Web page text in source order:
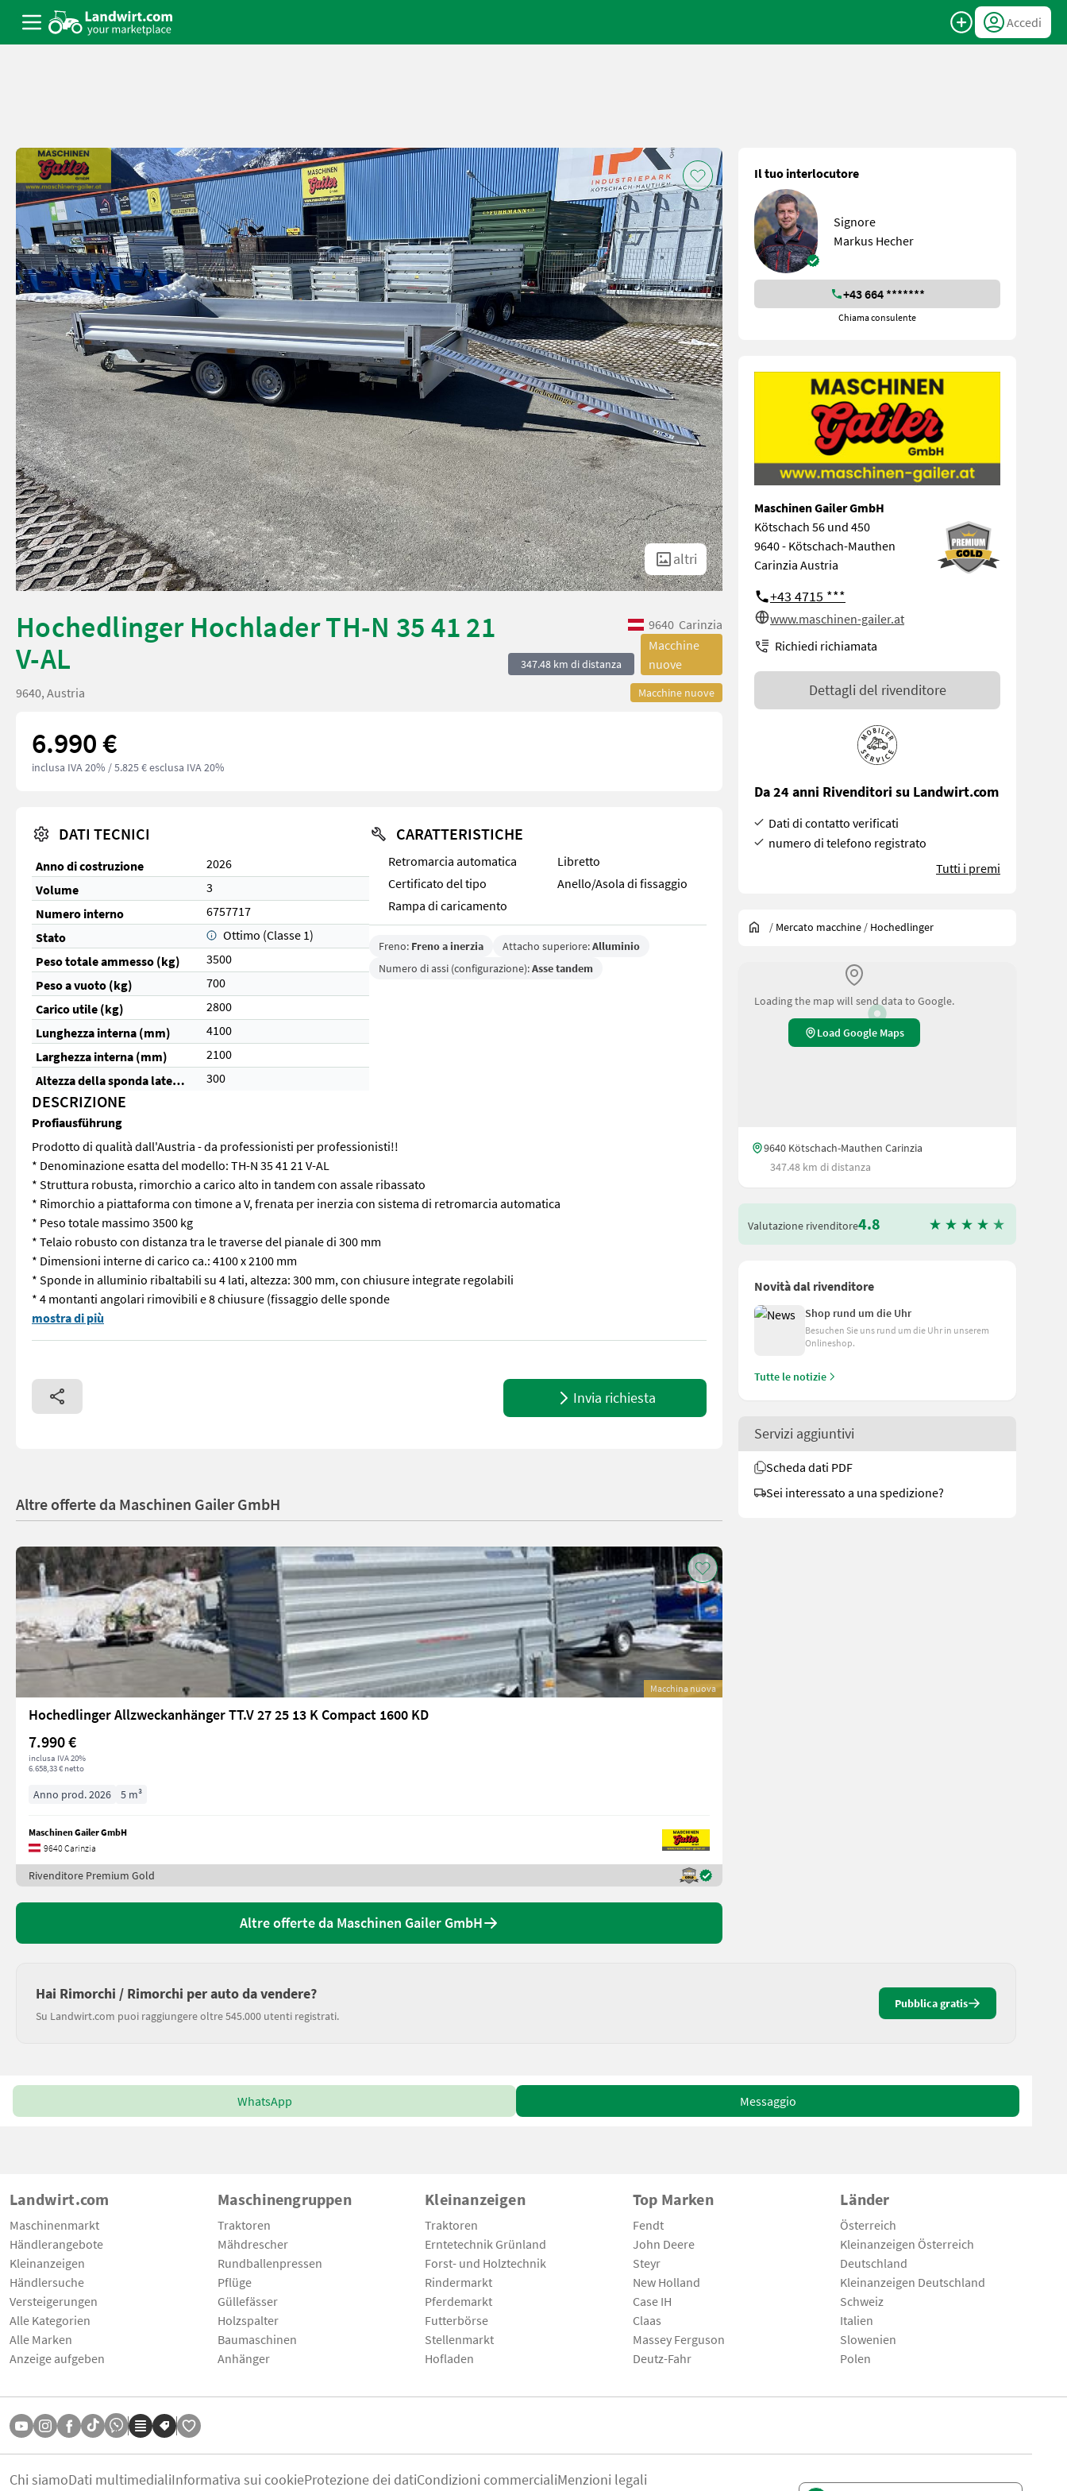
Accedi
altri
Hochedlinger Hochlader TH-N 35 41 21
V-AL
9640 Carinzia
347.48 km di distanza
Macchine
nuove
Macchine nuove
9640, Austria
6.990 €
inclusa IVA 20% / 5.825 € esclusa IVA 20%
DATI TECNICI
Anno di costruzione
2026
Volume
3
Numero interno
6757717
Stato
Ottimo (Classe 1)
Peso totale ammesso (kg)
3500
Peso a vuoto (kg)
700
Carico utile (kg)
2800
Lunghezza interna (mm)
4100
Larghezza interna (mm)
2100
Altezza della sponda laterale (mm)
300
CARATTERISTICHE
Retromarcia automatica
Libretto
Certificato del tipo
Anello/Asola di fissaggio
Rampa di caricamento
Freno: Freno a inerzia Attacho superiore:Alluminio
Numero di assi (configurazione):Asse tandem
DESCRIZIONE
Profiausführung
Prodotto di qualità dall'Austria - da professionisti per professionisti!!
* Denominazione esatta del modello: TH-N 35 41 21 V-AL
* Struttura robusta, rimorchio a carico alto in tandem con assale ribassato
* Rimorchio a piattaforma con timone a V, frenata per inerzia con sistema di retromarcia automatica
* Peso totale massimo 3500 kg
* Telaio robusto con distanza tra le traverse del pianale di 300 mm
* Dimensioni interne di carico ca.: 4100 x 2100 mm
* Sponde in alluminio ribaltabili su 4 lati, altezza: 300 mm, con chiusure integrate regolabili
* 4 montanti angolari rimovibili e 8 chiusure (fissaggio delle sponde
Prodotto di qualità dall'Austria - da professionisti per professionisti!! * Denominazione esatta del modello: TH-N 35 41 21 V-AL * Struttura robusta, rimorchio a carico alto in tandem con assale
mostra di più
Invia richiesta
Il tuo interlocutore
Signore
Markus Hecher
+43 664 *******
Chiama consulente
Maschinen Gailer GmbH
Kötschach 56 und 450
9640 - Kötschach-Mauthen
Carinzia Austria
+43 4715 ***
www.maschinen-gailer.at
Richiedi richiamata
Dettagli del rivenditore
Da 24 anni Rivenditori su Landwirt.com
Dati di contatto verificati
numero di telefono registrato
Tutti i premi
/ Mercato macchine / Hochedlinger
Loading the map will send data to Google.
Load Google Maps
9640 Kötschach-Mauthen Carinzia
347.48 km di distanza
Valutazione rivenditore4.8
Novità dal rivenditore
Shop rund um die Uhr
Besuchen Sie uns rund um die Uhr in unserem
Onlineshop.
Tutte le notizie
Servizi aggiuntivi
Scheda dati PDF
Sei interessato a una spedizione?
Altre offerte da Maschinen Gailer GmbH
Macchina nuova
Hochedlinger Allzweckanhänger TT.V 27 25 13 K Compact 1600 KD
7.990 €
inclusa IVA 20%
6.658,33 € netto
Anno prod. 2026 5 m³
Maschinen Gailer GmbH
9640 Carinzia
Rivenditore Premium Gold
Altre offerte da Maschinen Gailer GmbH
Hai Rimorchi / Rimorchi per auto da vendere?
Su Landwirt.com puoi raggiungere oltre 545.000 utenti registrati.
Pubblica gratis
WhatsApp Messaggio
Landwirt.com
Maschinenmarkt
Händlerangebote
Kleinanzeigen
Händlersuche
Versteigerungen
Alle Kategorien
Alle Marken
Anzeige aufgeben
Maschinengruppen
Traktoren
Mähdrescher
Rundballenpressen
Pflüge
Güllefässer
Holzspalter
Baumaschinen
Anhänger
Kleinanzeigen
Traktoren
Erntetechnik Grünland
Forst- und Holztechnik
Rindermarkt
Pferdemarkt
Futterbörse
Stellenmarkt
Hofladen
Top Marken
Fendt
John Deere
Steyr
New Holland
Case IH
Claas
Massey Ferguson
Deutz-Fahr
Länder
Österreich
Kleinanzeigen Österreich
Deutschland
Kleinanzeigen Deutschland
Schweiz
Italien
Slowenien
Polen
Chi siamoDati multimedialiInformativa sui cookieProtezione dei datiCondizioni commercialiMenzioni legali